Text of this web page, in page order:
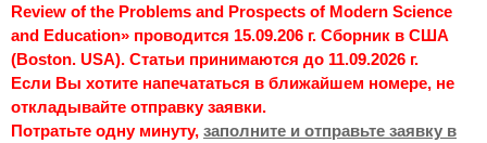
Review of the Problems and Prospects of Modern Science
and Education» проводится 15.09.206 г. Сборник в США
(Boston. USA). Статьи принимаются до 11.09.2026 г.
Если Вы хотите напечататься в ближайшем номере, не
откладывайте отправку заявки.
Потратьте одну минуту, заполните и отправьте заявку в